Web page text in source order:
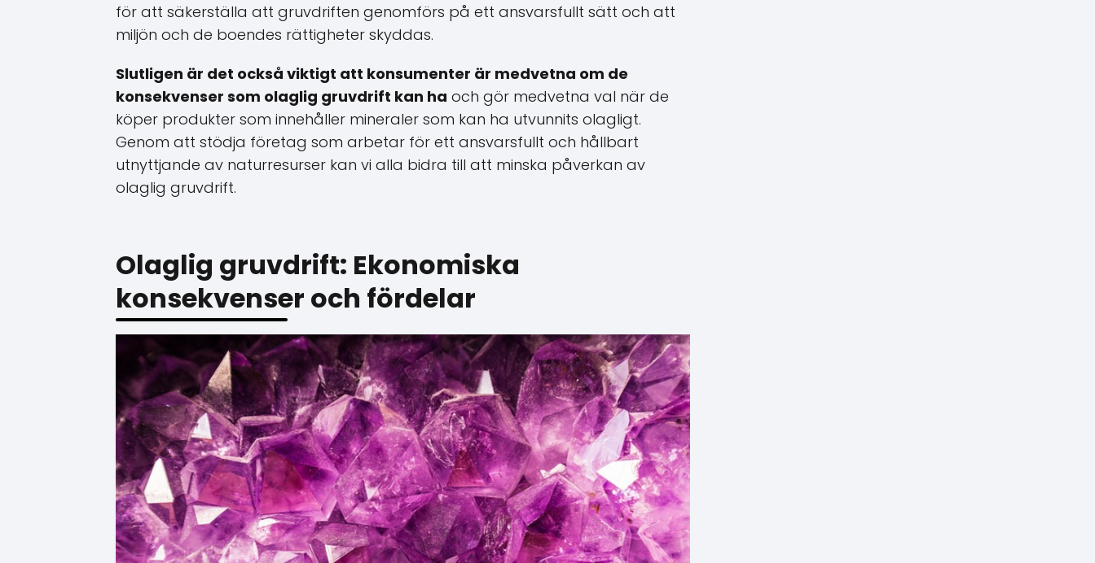
för att säkerställa att gruvdriften genomförs på ett ansvarsfullt sätt och att
miljön och de boendes rättigheter skyddas.
Slutligen är det också viktigt att konsumenter är medvetna om de
konsekvenser som olaglig gruvdrift kan ha och gör medvetna val när de
köper produkter som innehåller mineraler som kan ha utvunnits olagligt.
Genom att stödja företag som arbetar för ett ansvarsfullt och hållbart
utnyttjande av naturresurser kan vi alla bidra till att minska påverkan av
olaglig gruvdrift.
Olaglig gruvdrift: Ekonomiska
konsekvenser och fördelar
Loading ...